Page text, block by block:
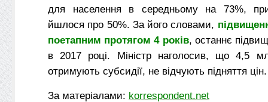
для населення в середньому на 73%,
йшлося про 50%. За його словами,
поетапним протягом 4 років, останнє
в 2017 році. Міністр наголосив, що 4,5
отримують субсидії, не відчують підняття цін.
За матеріалами: korrespondent.net